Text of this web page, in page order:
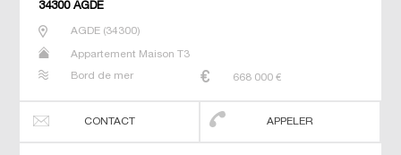
34300 AGDE
AGDE(34300)
Appartement Maison T3
Bord de mer 668 000 €
CONTACT APPELER